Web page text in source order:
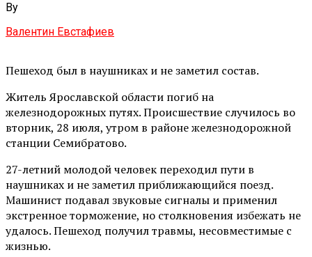
By
Валентин Евстафиев
Пешеход был в наушниках и не заметил состав.
Житель Ярославской области погиб на
железнодорожных путях. Происшествие случилось во
вторник, 28 июля, утром в районе железнодорожной
станции Семибратово.
27-летний молодой человек переходил пути в
наушниках и не заметил приближающийся поезд.
Машинист подавал звуковые сигналы и применил
экстренное торможение, но столкновения избежать не
удалось. Пешеход получил травмы, несовместимые с
жизнью.